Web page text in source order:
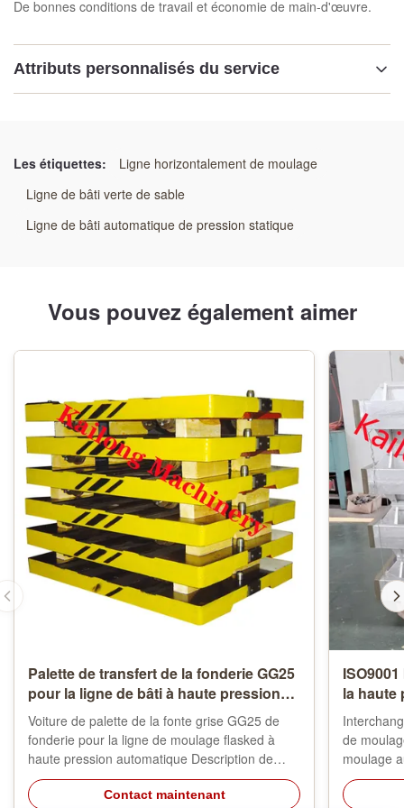
De bonnes conditions de travail et économie de main-d'œuvre.
Attributs personnalisés du service
Système de moulage de fonderie à haut rendement
coût
Les étiquettes:
Ligne horizontalement de moulage
Ligne de bâti verte de sable
Ligne de bâti automatique de pression statique
Vous pouvez également aimer
Palette de transfert de la fonderie GG25
pour la ligne de bâti à haute pression
de Flasked
Voiture de palette de la fonte grise GG25 de
fonderie pour la ligne de moulage flasked à
haute pression automatique Description de
produits : La voiture de palette est un outil
utilisé dans les fonderies. Quand les travaux de
Contact maintenant
la haute
de
moulage
Les
moule,